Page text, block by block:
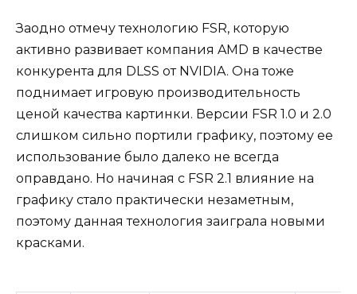
Заодно отмечу технологию FSR, которую
активно развивает компания AMD в качестве
конкурента для DLSS от NVIDIA. Она тоже
поднимает игровую производительность
ценой качества картинки. Версии FSR 1.0 и 2.0
слишком сильно портили графику, поэтому ее
использование было далеко не всегда
оправдано. Но начиная с FSR 2.1 влияние на
графику стало практически незаметным,
поэтому данная технология заиграла новыми
красками.